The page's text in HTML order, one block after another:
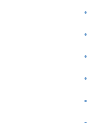
•
•
•
•
•